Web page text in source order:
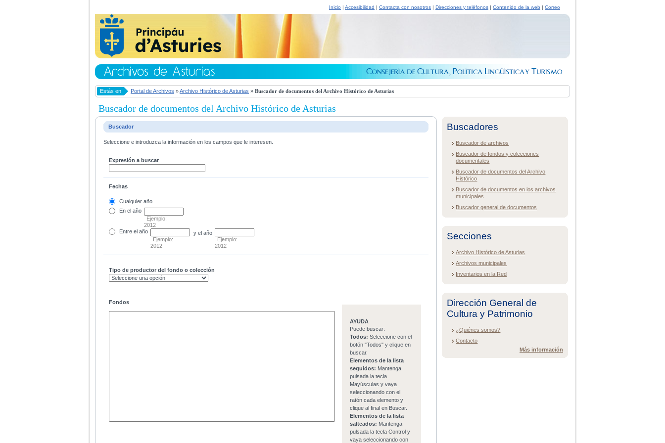
Inicio | Accesibilidad | Contacta con nosotros | Direcciones y teléfonos | Contenido de la web | Correo
Estás en Portal de Archivos »Archivo Histórico de Asturias » Buscador de documentos del Archivo Histórico de Asturias
Buscador de documentos del Archivo Histórico de Asturias
Buscador
Seleccione e introduzca la información en los campos que le interesen.
Expresión a buscar
Fechas
Cualquier año
En el año
Ejemplo:
2012
Entre el año
Ejemplo:
2012
y el año
Ejemplo:
2012
Tipo de productor del fondo o colección
Fondos
AYUDA
Puede buscar:
Todos: Seleccione con el
botón "Todos" y clique en
buscar.
Elementos de la lista
seguidos: Mantenga
pulsada la tecla
Mayúsculas y vaya
seleccionando con el
ratón cada elemento y
clique al final en Buscar.
Elementos de la lista
salteados: Mantenga
pulsada la tecla Control y
vaya seleccionando con
Buscadores
Buscador de archivos
Buscador de fondos y colecciones
documentales
Buscador de documentos del Archivo
Histórico
Buscador de documentos en los archivos
municipales
Buscador general de documentos
Secciones
Archivo Histórico de Asturias
Archivos municipales
Inventarios en la Red
Dirección General de
Cultura y Patrimonio
¿Quiénes somos?
Contacto
Más información